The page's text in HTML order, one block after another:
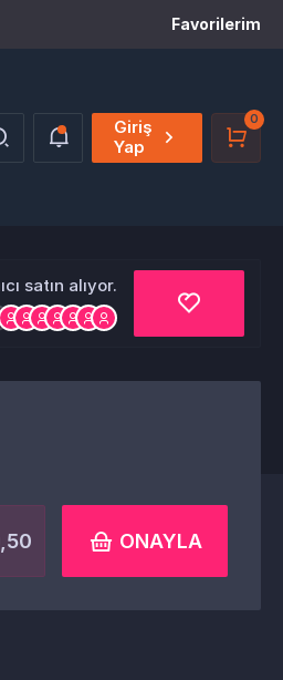
Favorilerim
Giriş
Yap
0
satın alıyor.
ONAYLA